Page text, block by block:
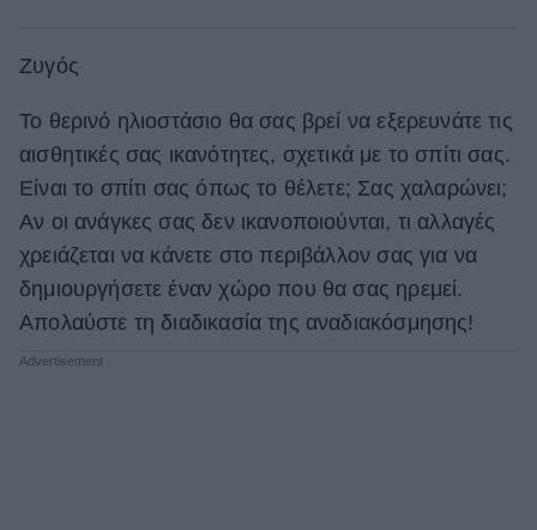
Ζυγός
Το θερινό ηλιοστάσιο θα σας βρεί να εξερευνάτε τις
αισθητικές σας ικανότητες, σχετικά με το σπίτι σας.
Είναι το σπίτι σας όπως το θέλετε; Σας χαλαρώνει;
Αν οι ανάγκες σας δεν ικανοποιούνται, τι αλλαγές
χρειάζεται να κάνετε στο περιβάλλον σας για να
δημιουργήσετε έναν χώρο που θα σας ηρεμεί.
Απολαύστε τη διαδικασία της αναδιακόσμησης!